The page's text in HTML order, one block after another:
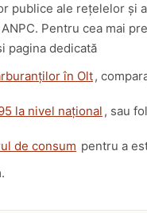
publice ale rețelelor și
Pentru cea mai
pagina dedicată
în Olt,
la nivel național , sau
de consum pentru a